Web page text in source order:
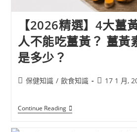
【2026精選】4大薑
人不能吃薑黃？ 薑黃
是多少？
保健知識 / 飲食知識 17 1 月,
Continue Reading